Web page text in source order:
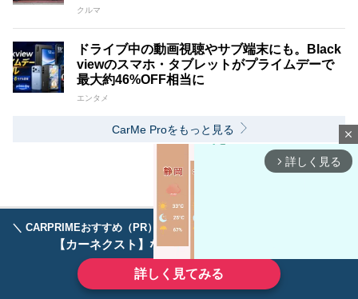
＼ CARPRIMEおすすめ（PR） ／ディーラーで手放すのはもったいない！
【カーネクスト】ならどんなクルマも高価買取
詳しく見てみる
クルマ
ドライブ中の動画視聴やサブ端末にも。Black
viewのスマホ・タブレットがプライムデーで
最大約46%OFF相当に
エンタメ
CarMe Proをもっと見る close
arrow_forward_ios 詳しく見る